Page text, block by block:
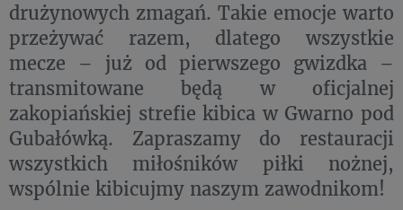
drużynowych zmagań. Takie emocje warto
przeżywać razem, dlatego wszystkie
mecze – już od pierwszego gwizdka –
transmitowane będą w oficjalnej
zakopiańskiej strefie kibica w Gwarno pod
Gubałówką. Zapraszamy do restauracji
wszystkich miłośników piłki nożnej,
wspólnie kibicujmy naszym zawodnikom!